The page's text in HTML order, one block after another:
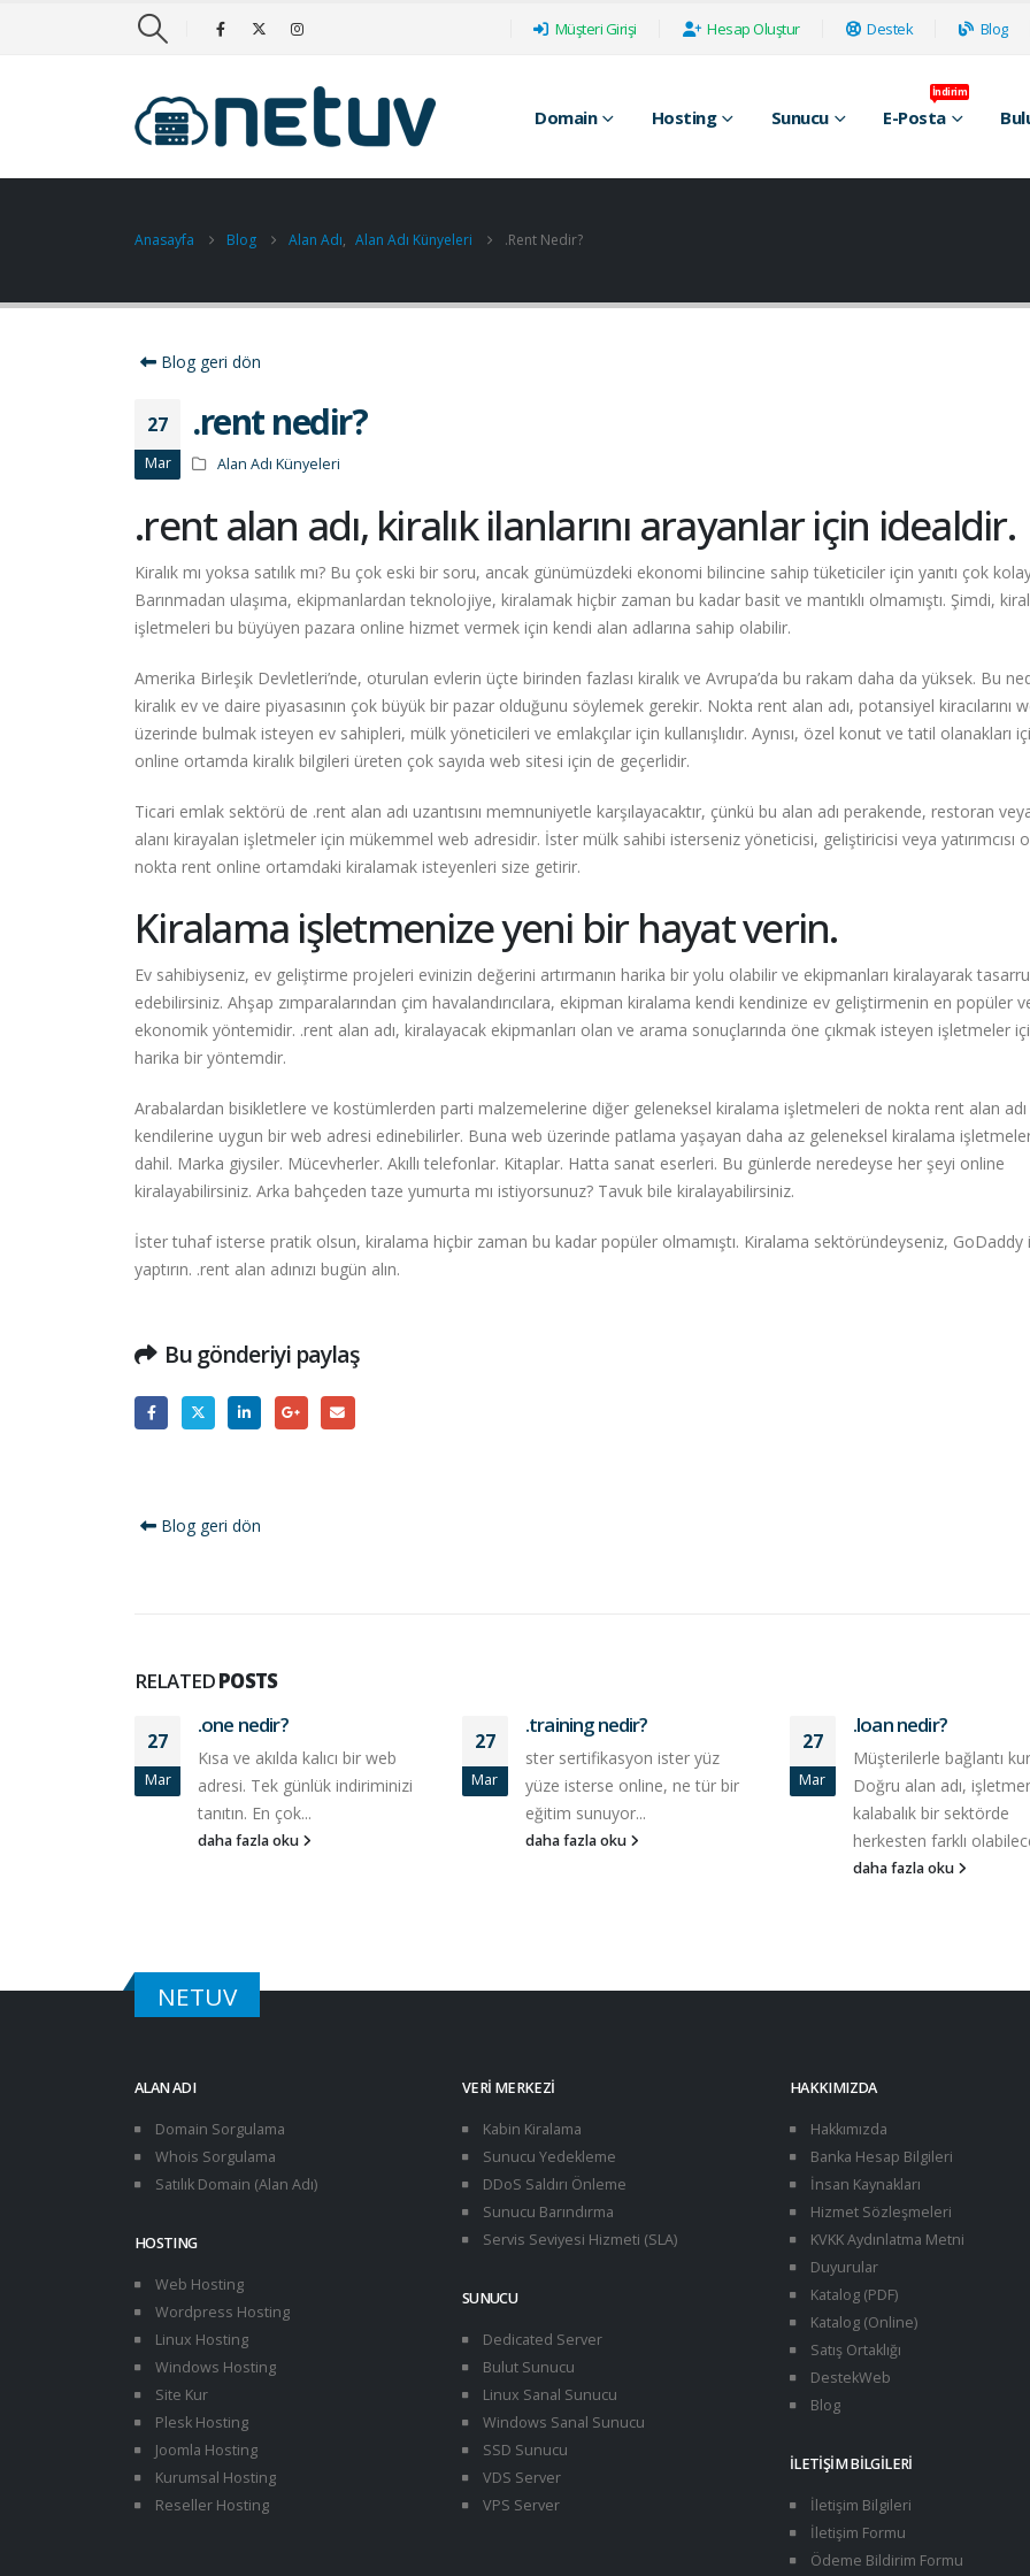
Müşteri Girişi Hesap Oluştur Destek Blog
Domain Hosting Sunucu E-Posta
İndirim
Anasayfa Blog Alan Adı, Alan Adı Künyeleri .rent Nedir?
Blog geri dön
27
Mar
.rent nedir?
Alan Adı Künyeleri
.rentalan adı, kiralık ilanlarını arayanlar için idealdir.
Kiralık mı yoksa satılık mı? Bu çok eski bir soru, ancak günümüzdeki ekonomi bilincine sahip tüketiciler için yanıtı çok
Barınmadan ulaşıma, ekipmanlardan teknolojiye, kiralamak hiçbir zaman bu kadar basit ve mantıklı olmamıştı. Şimdi,
işletmeleri bu büyüyen pazara online hizmet vermek için kendi alan adlarına sahip olabilir.
Amerika Birleşik Devletleri’nde, oturulan evlerin üçte birinden fazlası kiralık ve Avrupa’da bu rakam daha da yüksek. Bu
kiralık ev ve daire piyasasının çok büyük bir pazar olduğunu söylemek gerekir. Nokta rent alan adı, potansiyel kiracılarını
üzerinde bulmak isteyen ev sahipleri, mülk yöneticileri ve emlakçılar için kullanışlıdır. Aynısı, özel konut ve tatil olanakları
online ortamda kiralık bilgileri üreten çok sayıda web sitesi için de geçerlidir.
Ticari emlak sektörü de .rent alan adı uzantısını memnuniyetle karşılayacaktır, çünkü bu alan adı perakende, restoran
alanı kirayalan işletmeler için mükemmel web adresidir. İster mülk sahibi isterseniz yöneticisi, geliştiricisi veya yatırımcısı
nokta rent online ortamdaki kiralamak isteyenleri size getirir.
Kiralama işletmenize yeni bir hayat verin.
Ev sahibiyseniz, ev geliştirme projeleri evinizin değerini artırmanın harika bir yolu olabilir ve ekipmanları kiralayarak
edebilirsiniz. Ahşap zımparalarından çim havalandırıcılara, ekipman kiralama kendi kendinize ev geliştirmenin en popüler
ekonomik yöntemidir. .rent alan adı, kiralayacak ekipmanları olan ve arama sonuçlarında öne çıkmak isteyen işletmeler
harika bir yöntemdir.
Arabalardan bisikletlere ve kostümlerden parti malzemelerine diğer geleneksel kiralama işletmeleri de nokta rent alan adı
kendilerine uygun bir web adresi edinebilirler. Buna web üzerinde patlama yaşayan daha az geleneksel kiralama
dahil. Marka giysiler. Mücevherler. Akıllı telefonlar. Kitaplar. Hatta sanat eserleri. Bu günlerde neredeyse her şeyi online
kiralayabilirsiniz. Arka bahçeden taze yumurta mı istiyorsunuz? Tavuk bile kiralayabilirsiniz.
İster tuhaf isterse pratik olsun, kiralama hiçbir zaman bu kadar popüler olmamıştı. Kiralama sektöründeyseniz, GoDaddy
yaptırın. .rent alan adınızı bugün alın.
Bu gönderiyi paylaş
Blog geri dön
RELATEDPOSTS
27
Mar
.one nedir?
Kısa ve akılda kalıcı bir web
adresi. Tek günlük indiriminizi
tanıtın. En çok...
daha fazla oku
27
Mar
.training nedir?
ster sertifikasyon ister yüz
yüze isterse online, ne tür bir
eğitim sunuyor...
daha fazla oku
27
Mar
.loan nedir?
Müşterilerle bağlantı
Doğru alan adı,
kalabalık bir sektörde
herkesten farklı
daha fazla oku
NETUV
ALAN ADI
Domain Sorgulama
Whois Sorgulama
Satılık Domain (Alan Adı)
HOSTING
Web Hosting
Wordpress Hosting
Linux Hosting
Windows Hosting
Site Kur
Plesk Hosting
Joomla Hosting
Kurumsal Hosting
Reseller Hosting
VERI MERKEZI
Kabin Kiralama
Sunucu Yedekleme
DDoS Saldırı Önleme
Sunucu Barındırma
Servis Seviyesi Hizmeti (SLA)
SUNUCU
Dedicated Server
Bulut Sunucu
Linux Sanal Sunucu
Windows Sanal Sunucu
SSD Sunucu
VDS Server
VPS Server
HAKKIMIZDA
Hakkımızda
Banka Hesap Bilgileri
İnsan Kaynakları
Hizmet Sözleşmeleri
KVKK Aydınlatma Metni
Duyurular
Katalog (PDF)
Katalog (Online)
Satış Ortaklığı
DestekWeb
Blog
İLETIŞIM BILGILERI
İletişim Bilgileri
İletişim Formu
Ödeme Bildirim Formu